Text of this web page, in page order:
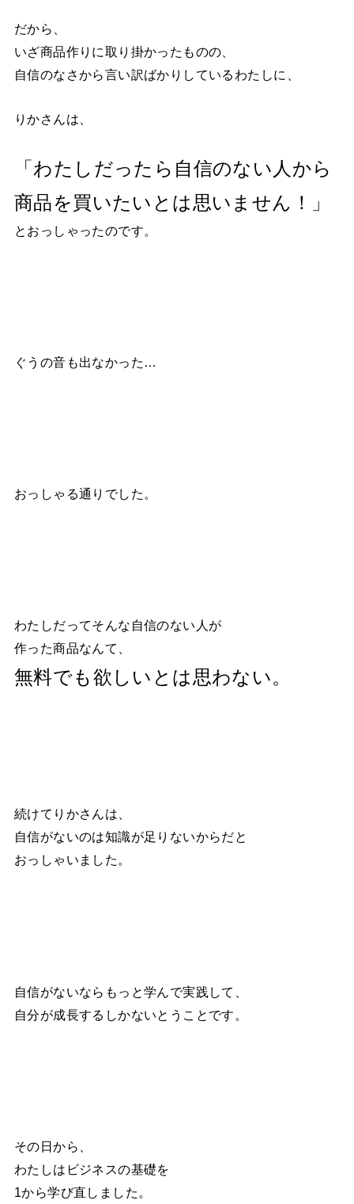
だから、
いざ商品作りに取り掛かったものの、
自信のなさから言い訳ばかりしているわたしに、
りかさんは、
「わたしだったら自信のない人から
商品を買いたいとは思いません！」
とおっしゃったのです。
ぐうの音も出なかった…
おっしゃる通りでした。
わたしだってそんな自信のない人が
作った商品なんて、
無料でも欲しいとは思わない。
続けてりかさんは、
自信がないのは知識が足りないからだと
おっしゃいました。
自信がないならもっと学んで実践して、
自分が成長するしかないとうことです。
その日から、
わたしはビジネスの基礎を
1から学び直しました。